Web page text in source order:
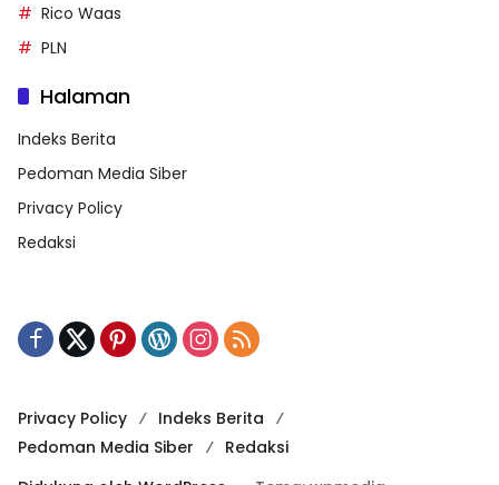
Rico Waas
PLN
Halaman
Indeks Berita
Pedoman Media Siber
Privacy Policy
Redaksi
Privacy Policy
Indeks Berita
Pedoman Media Siber
Redaksi